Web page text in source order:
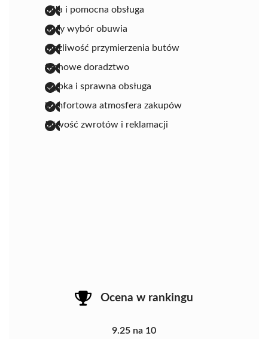
miła i pomocna obsługa
duży wybór obuwia
możliwość przymierzenia butów
fachowe doradztwo
szybka i sprawna obsługa
komfortowa atmosfera zakupów
łatwość zwrotów i reklamacji
Ocena w rankingu
9.25 na 10